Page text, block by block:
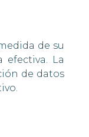
de su
La
de datos